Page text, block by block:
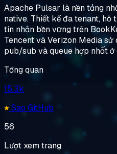
Apache Pulsar là nền tảng
native. Thiết kế đa tenant,
tin nhắn bền vững trên
Tencent và Verizon Media
pub/sub và queue hợp nhất
Tổng quan
15.3k
Sao GitHub
56
Lượt xem trang